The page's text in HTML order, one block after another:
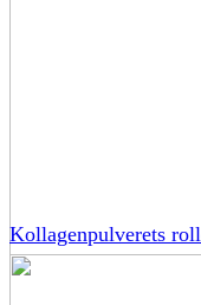
Kollagenpulverets